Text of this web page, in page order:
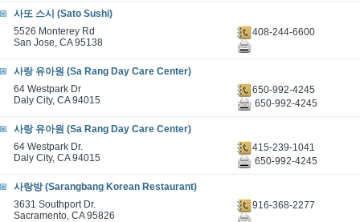
사또 스시 (Sato Sushi)
5526 Monterey Rd
San Jose, CA 95138
408-244-6600
사랑 유아원 (Sa Rang Day Care Center)
64 Westpark Dr
Daly City, CA 94015
650-992-4245
650-992-4245
사랑 유아원 (Sa Rang Day Care Center)
64 Westpark Dr.
Daly City, CA 94015
415-239-1041
650-992-4245
사랑방 (Sarangbang Korean Restaurant)
3631 Southport Dr.
Sacramento, CA 95826
916-368-2277